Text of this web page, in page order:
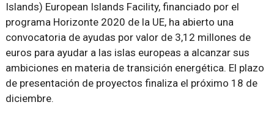
Islands) European Islands Facility, financiado por el
programa Horizonte 2020 de la UE, ha abierto una
convocatoria de ayudas por valor de 3,12 millones de
euros para ayudar a las islas europeas a alcanzar sus
ambiciones en materia de transición energética. El plazo
de presentación de proyectos finaliza el próximo 18 de
diciembre.